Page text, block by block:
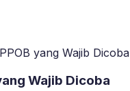
yang Wajib Dicoba
Wajib Dicoba